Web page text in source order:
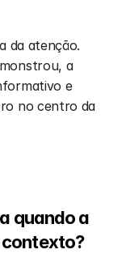
da atenção.
a
e
no centro da
quando a